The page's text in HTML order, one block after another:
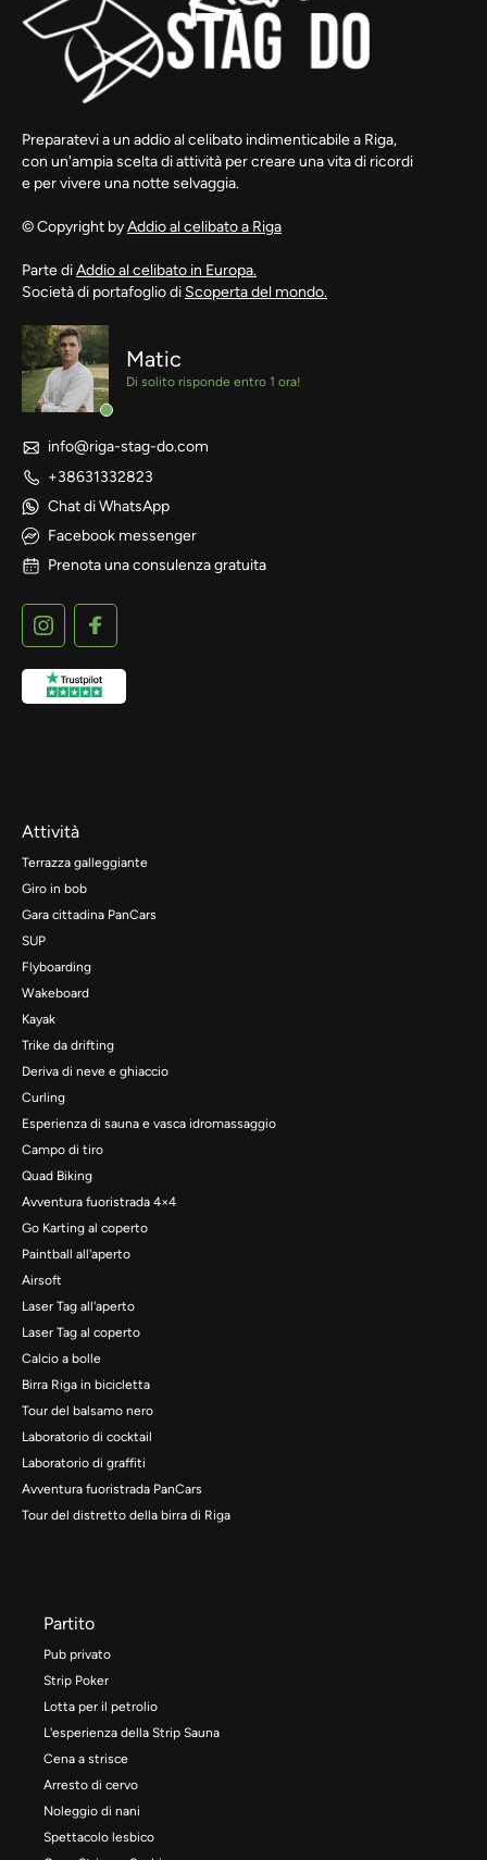
Preparatevi a un addio al celibato indimenticabile a Riga,
con un'ampia scelta di attività per creare una vita di ricordi
e per vivere una notte selvaggia.
© Copyright byAddio al celibato a Riga
Parte diAddio al celibato in Europa.
Società di portafoglio di Scoperta del mondo.
Matic
Di solito risponde entro 1 ora!
info@riga-stag-do.com
+38631332823
Chat di WhatsApp
Facebook messenger
Prenota una consulenza gratuita
Attività
Terrazza galleggiante
Giro in bob
Gara cittadina PanCars
SUP
Flyboarding
Wakeboard
Kayak
Trike da drifting
Deriva di neve e ghiaccio
Curling
Esperienza di sauna e vasca idromassaggio
Campo di tiro
Quad Biking
Avventura fuoristrada 4×4
Go Karting al coperto
Paintball all'aperto
Airsoft
Laser Tag all'aperto
Laser Tag al coperto
Calcio a bolle
Birra Riga in bicicletta
Tour del balsamo nero
Laboratorio di cocktail
Laboratorio di graffiti
Avventura fuoristrada PanCars
Tour del distretto della birra di Riga
Partito
Pub privato
Strip Poker
Lotta per il petrolio
L'esperienza della Strip Sauna
Cena a strisce
Arresto di cervo
Noleggio di nani
Spettacolo lesbico